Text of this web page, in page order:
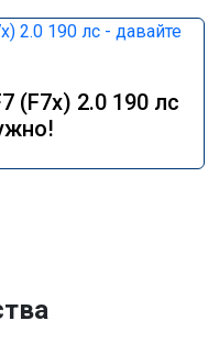
(F7x) 2.0 190 лс